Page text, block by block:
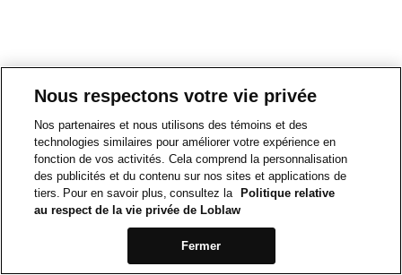
Nous respectons votre vie privée
Nos partenaires et nous utilisons des témoins et des
technologies similaires pour améliorer votre expérience en
fonction de vos activités. Cela comprend la personnalisation
des publicités et du contenu sur nos sites et applications de
tiers. Pour en savoir plus, consultez la
Politique relative
au respect de la vie privée de Loblaw
Fermer